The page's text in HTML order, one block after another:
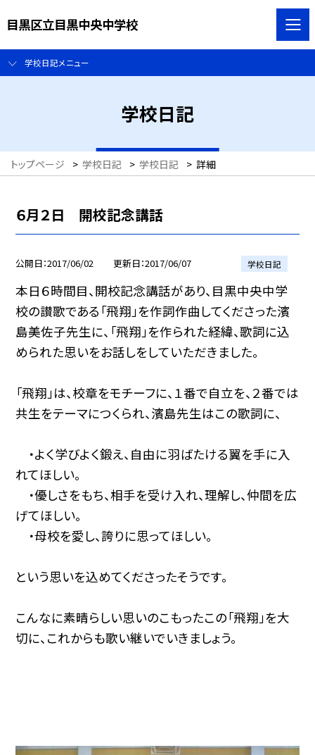
目黒区立目黒中央中学校
学校日記メニュー
学校日記
トップページ > 学校日記 > 学校日記 > 詳細
６月２日 開校記念講話
公開日 2017/06/02 更新日 2017/06/07 学校日記
本日６時間目、開校記念講話があり、目黒中央中学
校の讃歌である「飛翔」を作詞作曲してくださった濱
島美佐子先生に、「飛翔」を作られた経緯、歌詞に込
められた思いをお話しをしていただきました。
「飛翔」は、校章をモチーフに、１番で自立を、２番では
共生をテーマにつくられ、濱島先生はこの歌詞に、
・よく学びよく鍛え、自由に羽ばたける翼を手に入
れてほしい。
・優しさをもち、相手を受け入れ、理解し、仲間を広
げてほしい。
・母校を愛し、誇りに思ってほしい。
という思いを込めてくださったそうです。
こんなに素晴らしい思いのこもったこの「飛翔」を大
切に、これからも歌い継いでいきましょう。